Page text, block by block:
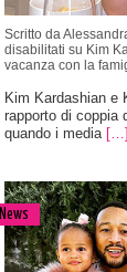
Scritto da
disabilitati su Kim
vacanza con la
Kim Kardashian e
rapporto di coppia
quando i media […]
News